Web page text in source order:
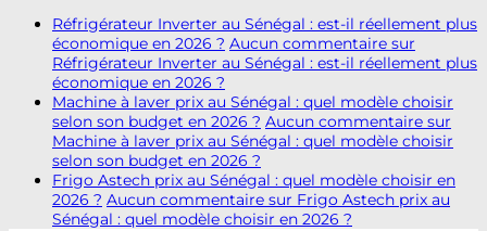
Réfrigérateur Inverter au Sénégal : est-il réellement plus
économique en 2026 ? Aucun commentaire sur
Réfrigérateur Inverter au Sénégal : est-il réellement plus
économique en 2026 ?
Machine à laver prix au Sénégal : quel modèle choisir
selon son budget en 2026 ? Aucun commentaire sur
Machine à laver prix au Sénégal : quel modèle choisir
selon son budget en 2026 ?
Frigo Astech prix au Sénégal : quel modèle choisir en
2026 ? Aucun commentaire sur Frigo Astech prix au
Sénégal : quel modèle choisir en 2026 ?